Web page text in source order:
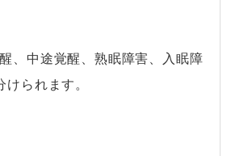
、中途覚醒、熟眠障害、入眠障
られます。